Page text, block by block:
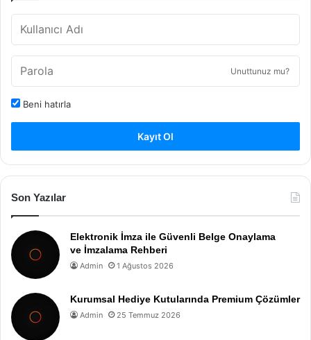
Unuttunuz mu?
Beni hatırla
Kayıt Ol
Son Yazılar
Elektronik İmza ile Güvenli Belge Onaylama
ve İmzalama Rehberi
Admin 1 Ağustos 2026
Kurumsal Hediye Kutularında Premium Çözümler
Admin 25 Temmuz 2026